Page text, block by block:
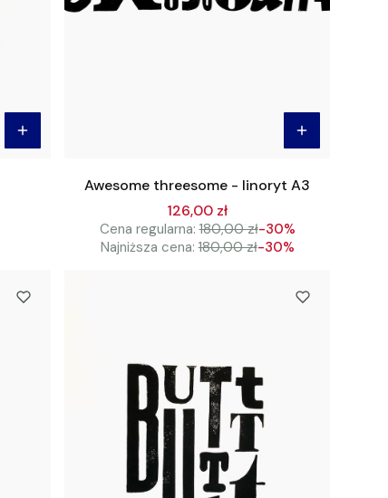
Awesome threesome - linoryt A3
126,00 zł
Cena regularna: 180,00 zł-30%
Najniższa cena: 180,00 zł-30%